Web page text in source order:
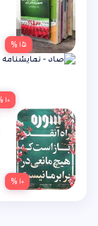
۱۵ %
۱۰ %
۱۰ %